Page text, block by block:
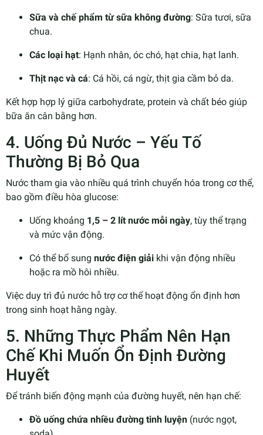
Sữa và chế phẩm từ sữa không đường: Sữa tươi, sữa
chua.
Các loại hạt: Hạnh nhân, óc chó, hạt chia, hạt lanh.
Thịt nạc và cá: Cá hồi, cá ngừ, thịt gia cầm bỏ da.
Kết hợp hợp lý giữa carbohydrate, protein và chất béo giúp
bữa ăn cân bằng hơn.
4. Uống Đủ Nước – Yếu Tố
Thường Bị Bỏ Qua
Nước tham gia vào nhiều quá trình chuyển hóa trong cơ thể,
bao gồm điều hòa glucose:
Uống khoảng 1,5 – 2 lít nước mỗi ngày, tùy thể trạng
và mức vận động.
Có thể bổ sung nước điện giải khi vận động nhiều
hoặc ra mồ hôi nhiều.
Việc duy trì đủ nước hỗ trợ cơ thể hoạt động ổn định hơn
trong sinh hoạt hằng ngày.
5. Những Thực Phẩm Nên Hạn
Chế Khi Muốn Ổn Định Đường
Huyết
Để tránh biến động mạnh của đường huyết, nên hạn chế:
Đồ uống chứa nhiều đường tinh luyện (nước ngọt,